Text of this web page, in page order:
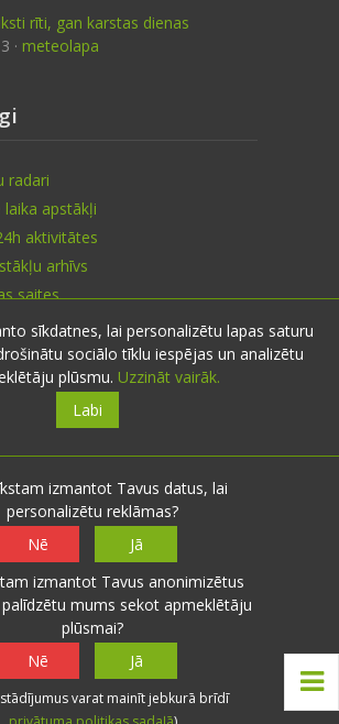
rīti, gan karstas dienas
· meteolapa
radari
laika apstākļi
aktivitātes
arhīvs
saites
nosūti ziņu
v2
· Galerijas· Radars·
· Sazināties· Privātuma politika
sīkdatnes, lai personalizētu lapas saturu
sociālo tīklu iespējas un analizētu
plūsmu. Uzzināt vairāk.
Labi
izmantot Tavus datus, lai
personalizētu reklāmas?
Nē
Jā
izmantot Tavus anonimizētus
mums sekot apmeklētāju
plūsmai?
Nē
Jā
varat mainīt jebkurā brīdī